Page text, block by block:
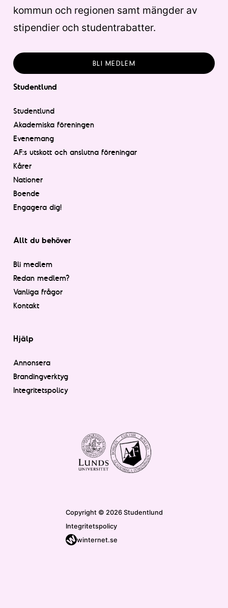
kommun och regionen samt mängder av
stipendier och studentrabatter.
BLI MEDLEM
Studentlund
Studentlund
Akademiska föreningen
Evenemang
AF:s utskott och anslutna föreningar
Kårer
Nationer
Boende
Engagera dig!
Allt du behöver
Bli medlem
Redan medlem?
Vanliga frågor
Kontakt
Hjälp
Annonsera
Brandingverktyg
Integritetspolicy
Copyright © 2026 Studentlund
Integritetspolicy
winternet.se